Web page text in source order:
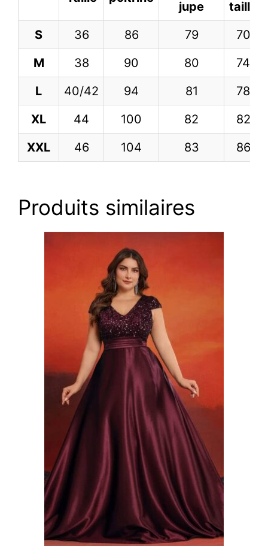
jupe
taille
S
36 86 79
70
M
38 90 80
74
L
40/42 94 81
78
XL
44 100 82
82
XXL
46 104 83 86
Produits similaires